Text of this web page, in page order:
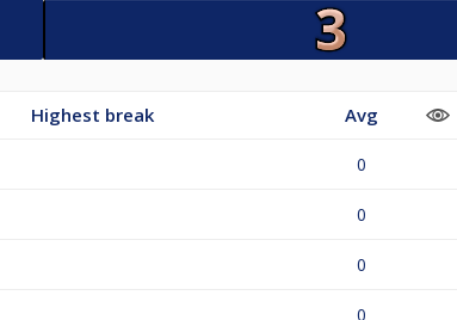
Highest break Avg
0
0
0
0